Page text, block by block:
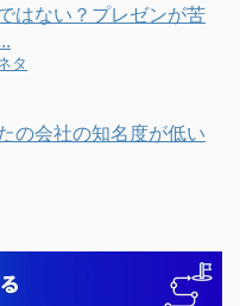
はない？プレゼンが苦
タ
の会社の知名度が低い